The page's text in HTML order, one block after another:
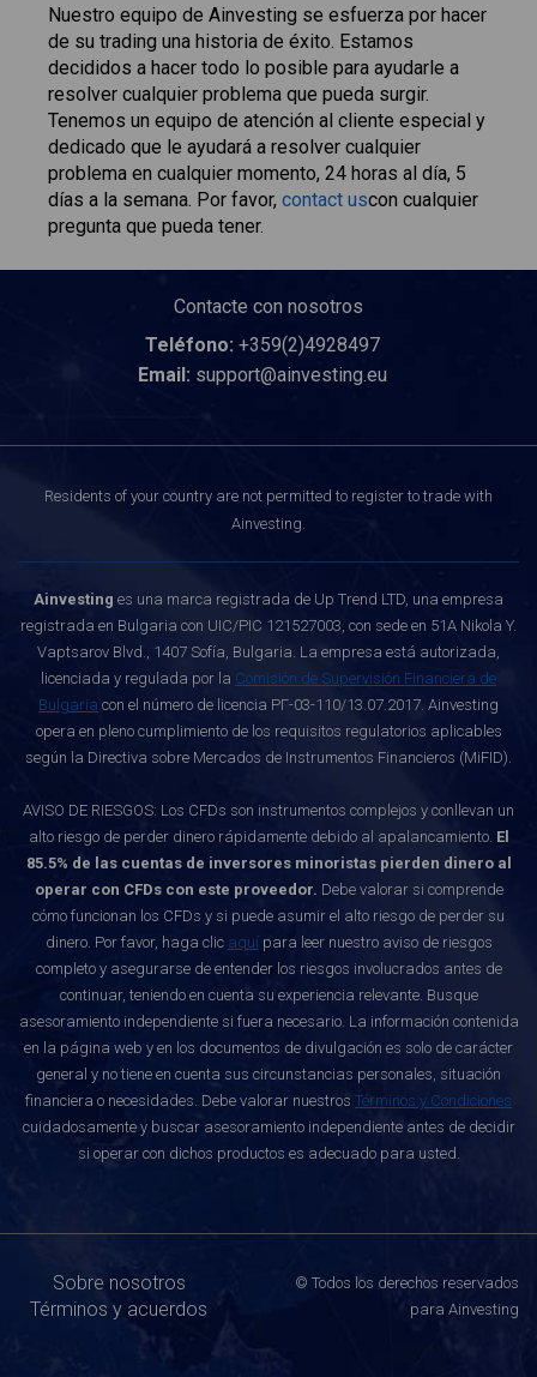
Nuestro equipo de Ainvesting se esfuerza por hacer
de su trading una historia de éxito. Estamos
decididos a hacer todo lo posible para ayudarle a
resolver cualquier problema que pueda surgir.
Tenemos un equipo de atención al cliente especial y
dedicado que le ayudará a resolver cualquier
problema en cualquier momento, 24 horas al día, 5
días a la semana. Por favor, contact uscon cualquier
pregunta que pueda tener.
Contacte con nosotros
Teléfono: +359(2)4928497
Email: support@ainvesting.eu
Residents of your country are not permitted to register to trade with
Ainvesting.
Ainvesting es una marca registrada de Up Trend LTD, una empresa
registrada en Bulgaria con UIC/PIC 121527003, con sede en 51A Nikola Y.
Vaptsarov Blvd., 1407 Sofía, Bulgaria. La empresa está autorizada,
licenciada y regulada por la Comisión de Supervisión Financiera de
Bulgaria con el número de licencia РГ-03-110/13.07.2017. Ainvesting
opera en pleno cumplimiento de los requisitos regulatorios aplicables
según la Directiva sobre Mercados de Instrumentos Financieros (MiFID).
AVISO DE RIESGOS: Los CFDs son instrumentos complejos y conllevan un
alto riesgo de perder dinero rápidamente debido al apalancamiento. El
85.5% de las cuentas de inversores minoristas pierden dinero al
operar con CFDs con este proveedor. Debe valorar si comprende
cómo funcionan los CFDs y si puede asumir el alto riesgo de perder su
dinero. Por favor, haga clic aquípara leer nuestro aviso de riesgos
completo y asegurarse de entender los riesgos involucrados antes de
continuar, teniendo en cuenta su experiencia relevante. Busque
asesoramiento independiente si fuera necesario. La información contenida
en la página web y en los documentos de divulgación es solo de carácter
general y no tiene en cuenta sus circunstancias personales, situación
financiera o necesidades. Debe valorar nuestros Términos y Condiciones
cuidadosamente y buscar asesoramiento independiente antes de decidir
si operar con dichos productos es adecuado para usted.
Sobre nosotros
Términos y acuerdos
© Todos los derechos reservados
para Ainvesting